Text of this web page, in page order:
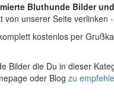
Bluthunde Bilder
unserer Seite
kostenlos per
Bilder die Du in dieser
oder Blog zu